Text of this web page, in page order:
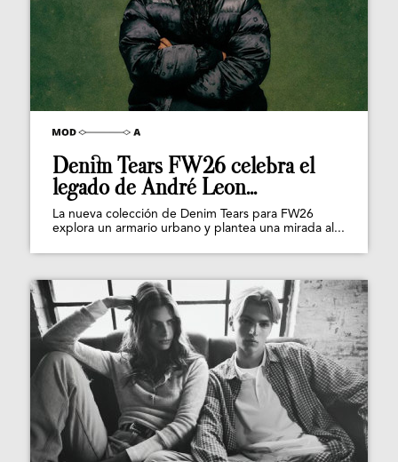
Denim Tears FW26 celebra el
legado de André Leon...
La nueva colección de Denim Tears para FW26
explora un armario urbano y plantea una mirada al...